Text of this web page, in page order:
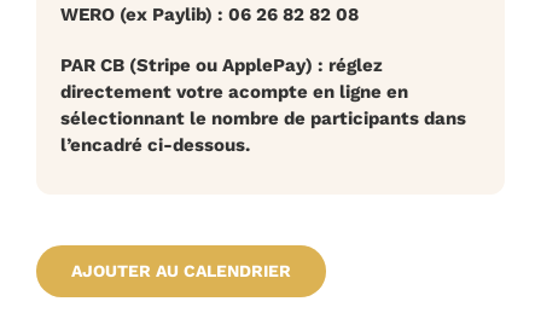
WERO (ex Paylib) : 06 26 82 82 08
PAR CB(Stripe ou ApplePay) : réglez
directement votre acompte en ligne en
sélectionnant le nombre de participants dans
l’encadré ci-dessous.
AJOUTER AU CALENDRIER